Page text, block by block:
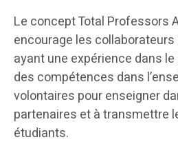
Le concept Total Professors
encourage les collaborateurs
ayant une expérience dans
des compétences dans
volontaires pour enseigner
partenaires et à transmettre
étudiants.